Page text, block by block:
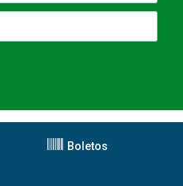
Boletos